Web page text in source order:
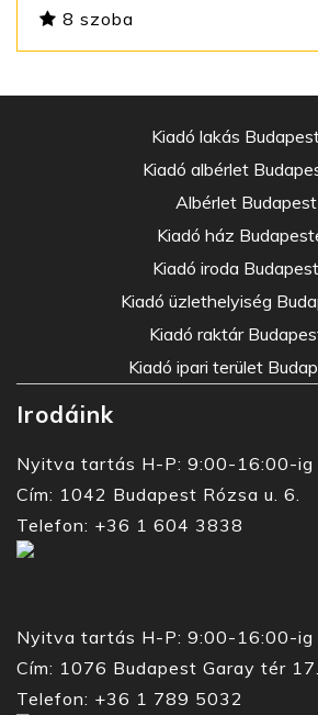
8 szoba
Kiadó lakás
Kiadó albérlet
Albérlet Budapest
Kiadó ház
Kiadó iroda
Kiadó üzlethelyiség
Kiadó raktár
Kiadó ipari terület
Irodáink
Nyitva tartás H-P: 9:00-16:00-ig
Cím: 1042 Budapest Rózsa u. 6.
Telefon: +36 1 604 3838
Nyitva tartás H-P: 9:00-16:00-ig
Cím: 1076 Budapest Garay tér 17.
Telefon: +36 1 789 5032